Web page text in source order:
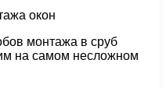
окон
монтажа в сруб
на самом несложном